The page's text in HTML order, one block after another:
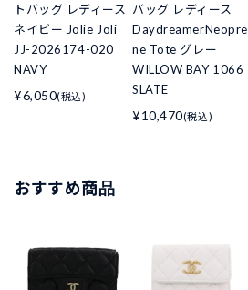
トバッグ レディース
ネイビー Jolie Joli
JJ-2026174-020
NAVY
¥6,050(税込)
バッグ レディース
DaydreamerNeopre
ne Tote グレー
WILLOW BAY 1066
SLATE
¥10,470(税込)
おすすめ商品